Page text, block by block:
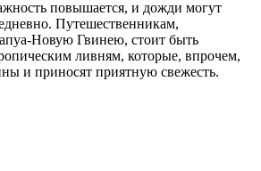
повышается, и дожди могут
Путешественникам,
Новую Гвинею, стоит быть
ливням, которые, впрочем,
и приносят приятную свежесть.